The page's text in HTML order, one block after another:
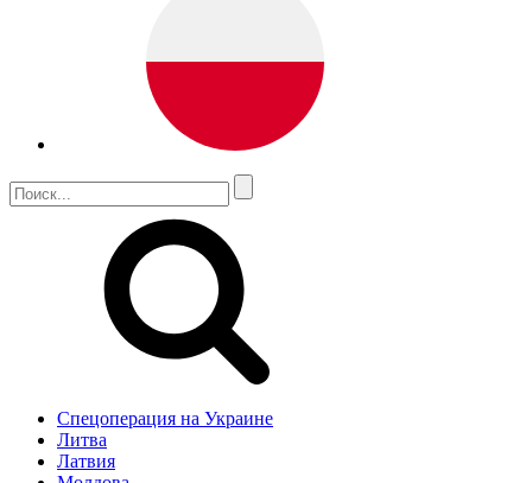
Спецоперация на Украине
Литва
Латвия